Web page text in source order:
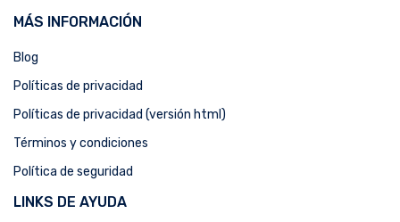
MÁS INFORMACIÓN
Blog
Políticas de privacidad
Políticas de privacidad (versión html)
Términos y condiciones
Política de seguridad
LINKS DE AYUDA